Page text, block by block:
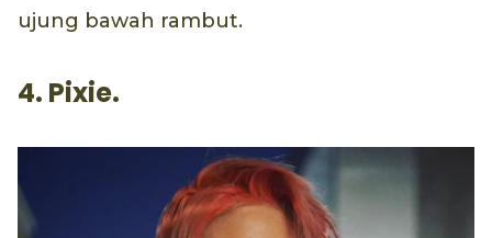
ujung bawah rambut.
4. Pixie.